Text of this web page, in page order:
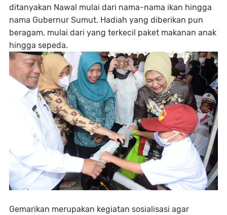
ditanyakan Nawal mulai dari nama-nama ikan hingga
nama Gubernur Sumut. Hadiah yang diberikan pun
beragam, mulai dari yang terkecil paket makanan anak
hingga sepeda.
Gemarikan merupakan kegiatan sosialisasi agar